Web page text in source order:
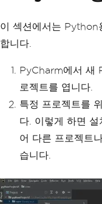
이 섹션에서는 Python
합니다.
PyCharm에서 새
로젝트를 엽니다.
특정 프로젝트를
다. 이렇게 하면 설
어 다른 프로젝트
습니다.